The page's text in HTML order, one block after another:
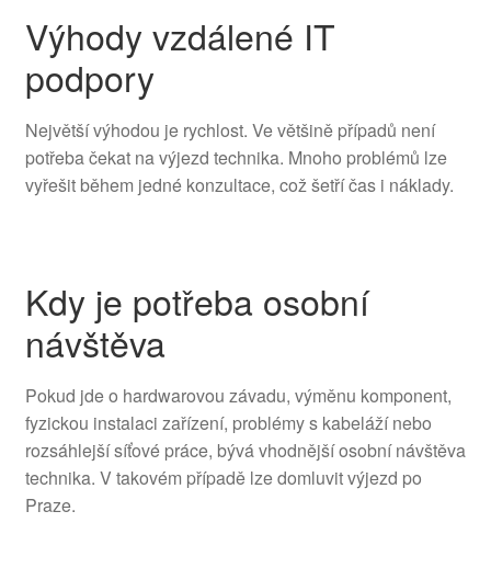
Výhody vzdálené IT
podpory
Největší výhodou je rychlost. Ve většině případů není
potřeba čekat na výjezd technika. Mnoho problémů lze
vyřešit během jedné konzultace, což šetří čas i náklady.
Kdy je potřeba osobní
návštěva
Pokud jde o hardwarovou závadu, výměnu komponent,
fyzickou instalaci zařízení, problémy s kabeláží nebo
rozsáhlejší síťové práce, bývá vhodnější osobní návštěva
technika. V takovém případě lze domluvit výjezd po
Praze.